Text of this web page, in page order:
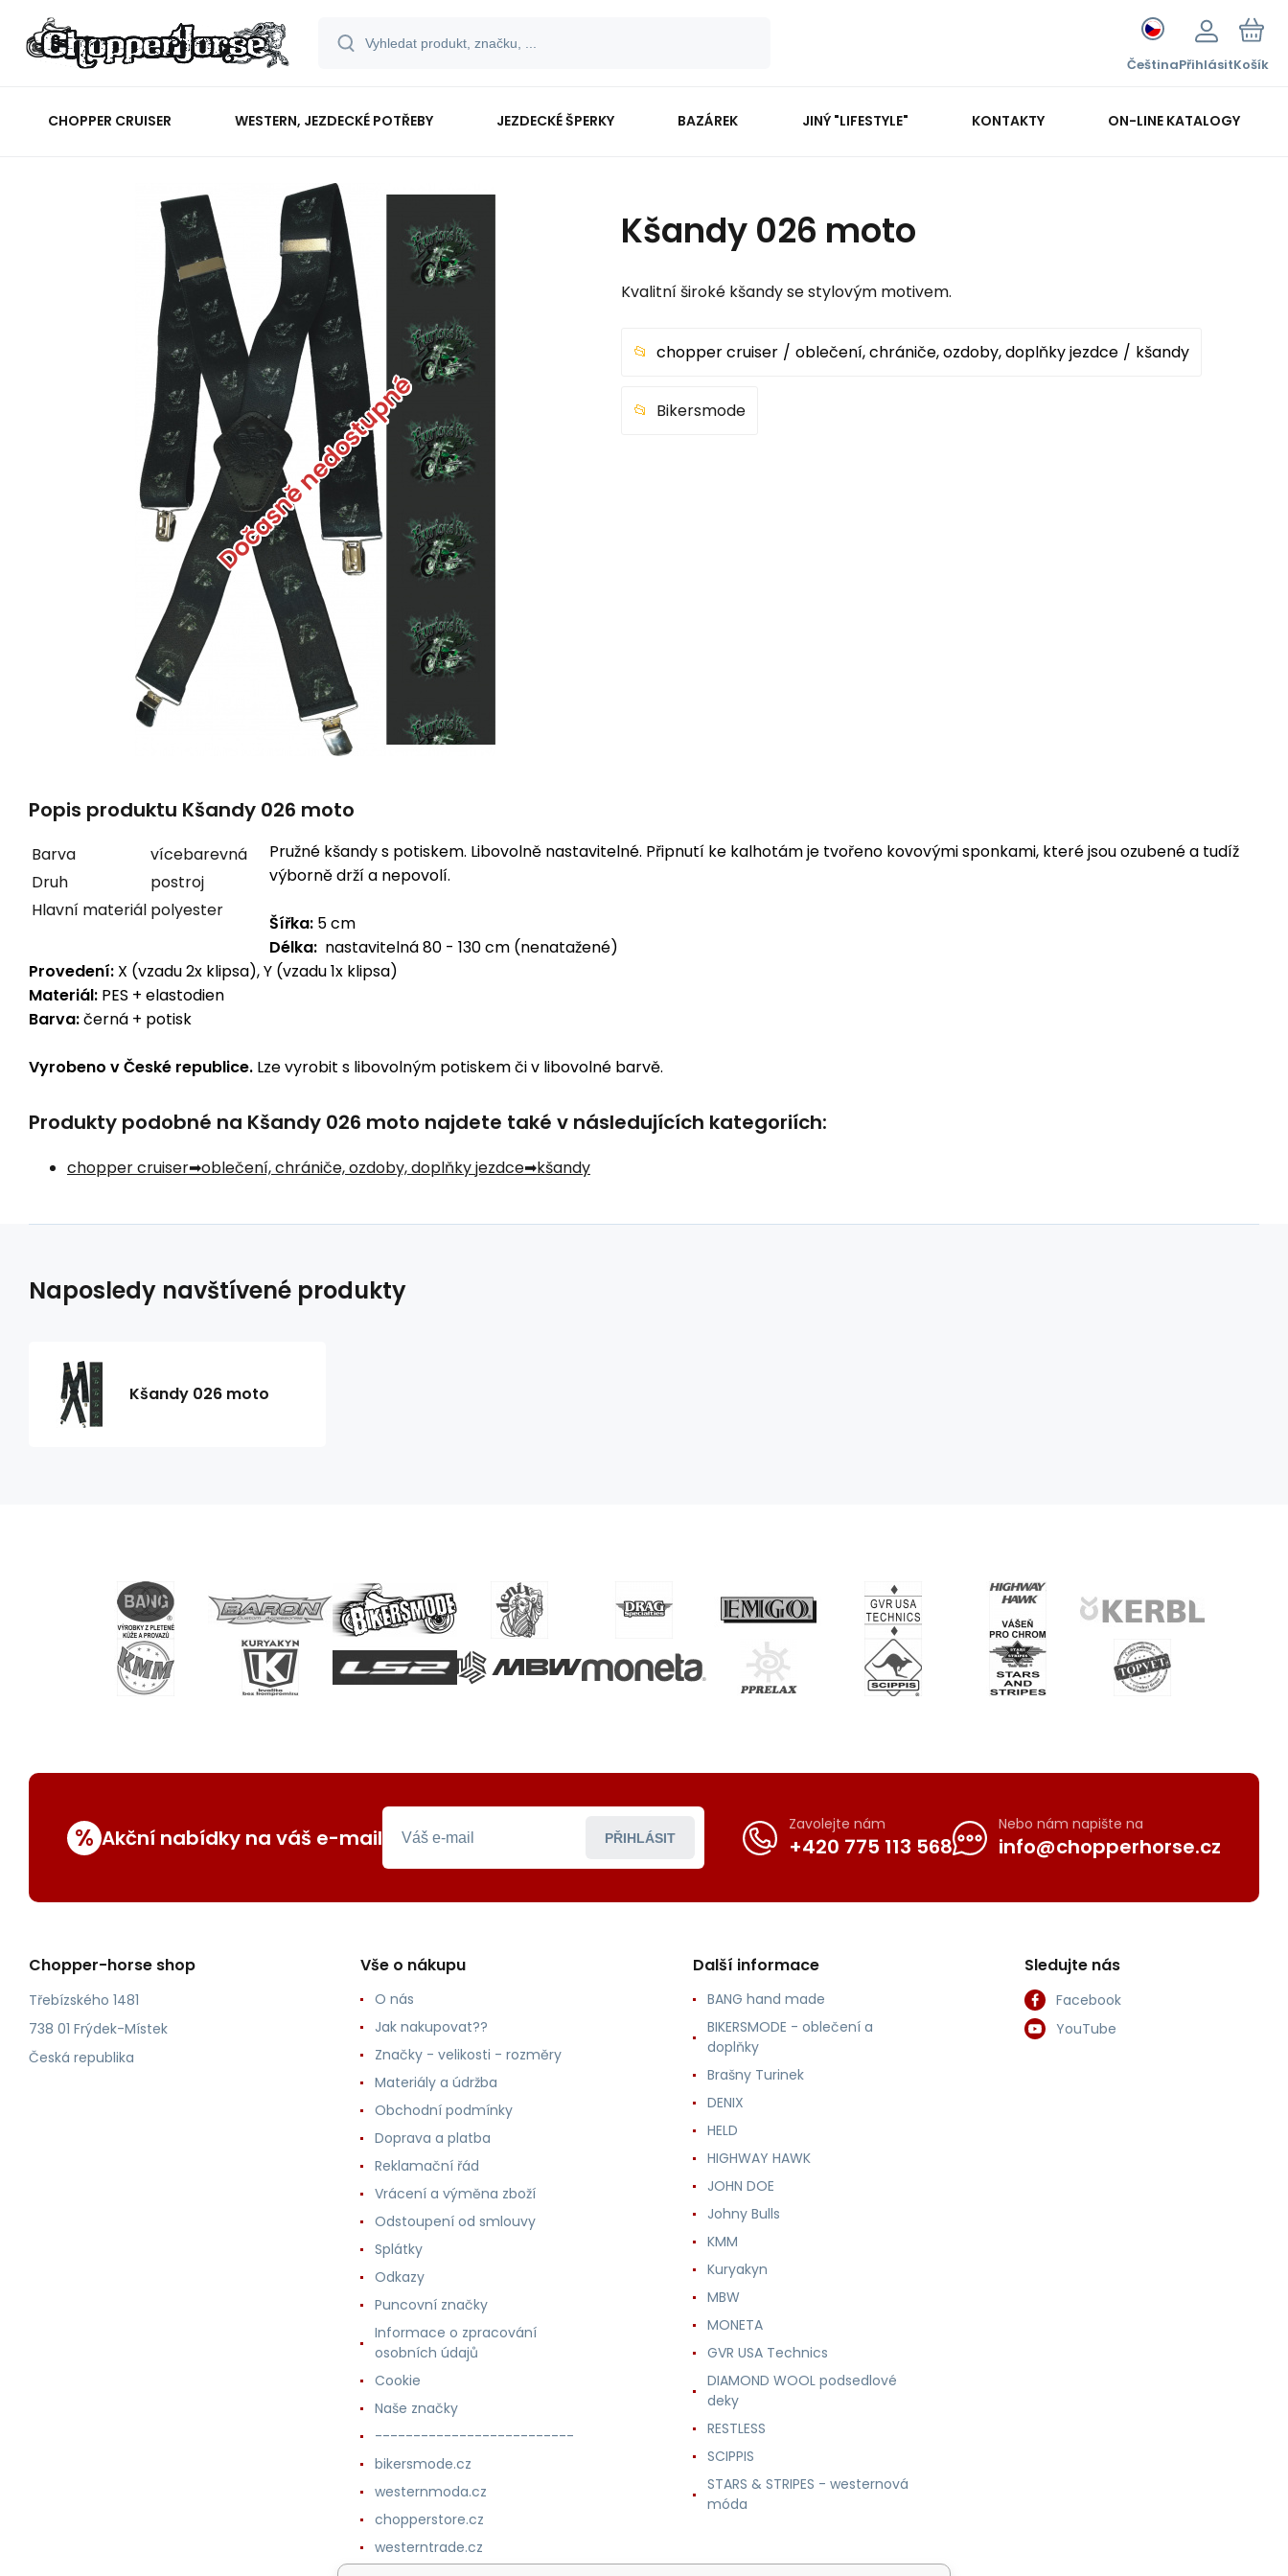
ČeštinaPřihlásitKošík
CHOPPER CRUISER WESTERN, JEZDECKÉ POTŘEBY JEZDECKÉ ŠPERKY BAZÁREK JINÝ "LIFESTYLE" KONTAKTY ON-LINE KATALOGY
Dočasně nedostupné
Kšandy 026 moto
Kvalitní široké kšandy se stylovým motivem.
chopper cruiser oblečení, chrániče, ozdoby, doplňky jezdce kšandy
Bikersmode
Popis produktu Kšandy 026 moto
Barva
vícebarevná
Druh
postroj
Hlavní materiál polyester
Pružné kšandy s potiskem. Libovolně nastavitelné. Připnutí ke kalhotám je tvořeno kovovými sponkami, které jsou ozubené a tudíž
výborně drží a nepovolí.
Šířka: 5 cm
Délka: nastavitelná 80 - 130 cm (nenatažené)
Provedení: X (vzadu 2x klipsa), Y (vzadu 1x klipsa)
Materiál: PES + elastodien
Barva:černá + potisk
Vyrobeno v České republice. Lze vyrobit s libovolným potiskem či v libovolné barvě.
Produkty podobné na Kšandy 026 moto najdete také v následujících kategoriích:
chopper cruiser oblečení, chrániče, ozdoby, doplňky jezdce kšandy
Naposledy navštívené produkty
Kšandy 026 moto
% Akční nabídky na váš e-mail PŘIHLÁSIT
Zavolejte nám
+420 775 113 568
Nebo nám napište na
info@chopperhorse.cz
Chopper-horse shop
Třebízského 1481
738 01 Frýdek-Místek
Česká republika
Vše o nákupu
O nás
Jak nakupovat??
Značky - velikosti - rozměry
Materiály a údržba
Obchodní podmínky
Doprava a platba
Reklamační řád
Vrácení a výměna zboží
Odstoupení od smlouvy
Splátky
Odkazy
Puncovní značky
Informace o zpracování
osobních údajů
Cookie
Naše značky
--------------------------
bikersmode.cz
westernmoda.cz
chopperstore.cz
westerntrade.cz
Další informace
BANG hand made
BIKERSMODE - oblečení a
doplňky
Brašny Turinek
DENIX
HELD
HIGHWAY HAWK
JOHN DOE
Johny Bulls
KMM
Kuryakyn
MBW
MONETA
GVR USA Technics
DIAMOND WOOL podsedlové
deky
RESTLESS
SCIPPIS
STARS & STRIPES - westernová
móda
Sledujte nás
Facebook
YouTube